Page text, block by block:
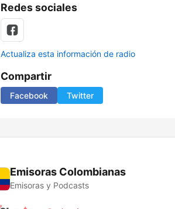
Redes sociales
Actualiza esta información de radio
Compartir
Facebook Twitter
Emisoras Colombianas
Emisoras y Podcasts